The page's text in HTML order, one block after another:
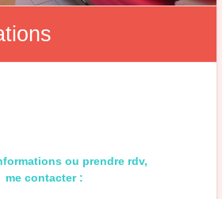
ou prendre rdv,
me contacter :